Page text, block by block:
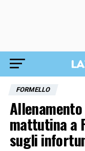
FORMELLO
mattutina a
sugli